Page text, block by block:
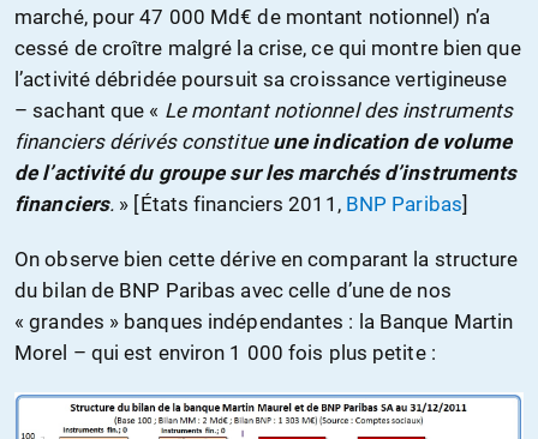
marché, pour 47 000 Md€ de montant notionnel) n’a
cessé de croître malgré la crise, ce qui montre bien que
l’activité débridée poursuit sa croissance vertigineuse
– sachant que « Le montant notionnel des instruments
financiers dérivés constitue une indication de volume
de l’activité du groupe sur les marchés d’instruments
financiers. » [États financiers 2011, BNP Paribas]
On observe bien cette dérive en comparant la structure
du bilan de BNP Paribas avec celle d’une de nos
« grandes » banques indépendantes : la Banque Martin
Morel – qui est environ 1 000 fois plus petite :